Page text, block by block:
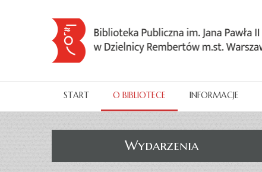
START O BIBLIOTECE INFORMACJE
Wydarzenia